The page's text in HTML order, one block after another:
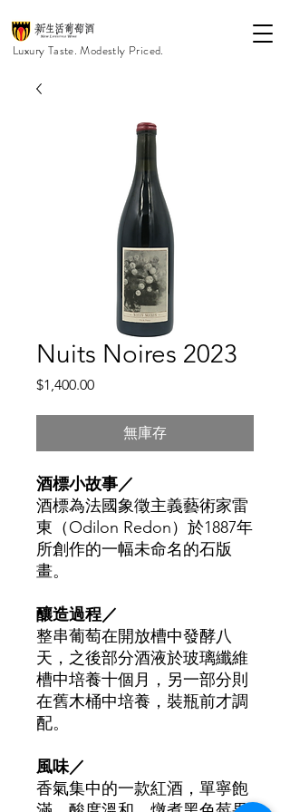
Luxury Taste. Modestly Priced.
Nuits Noires 2023
$1,400.00價
無庫存
酒標小故事／
酒標為法國象徵主義藝術家雷
東（Odilon Redon）於1887年
所創作的一幅未命名的石版
畫。
釀造過程／
整串葡萄在開放槽中發酵八
天，之後部分酒液於玻璃纖維
槽中培養十個月，另一部分則
在舊木桶中培養，裝瓶前才調
配。
風味／
香氣集中的一款紅酒，單寧飽